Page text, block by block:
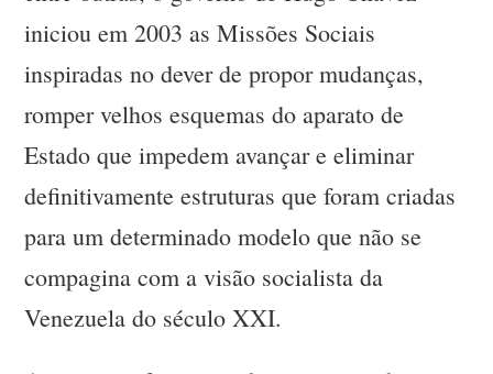
iniciou em 2003 as Missões Sociais
inspiradas no dever de propor mudanças,
romper velhos esquemas do aparato de
Estado que impedem avançar e eliminar
definitivamente estruturas que foram criadas
para um determinado modelo que não se
compagina com a visão socialista da
Venezuela do século XXI.